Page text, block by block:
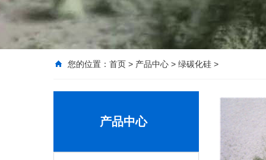
您的位置： 首页 > 产品中心 > 绿碳化硅 >
产品中心